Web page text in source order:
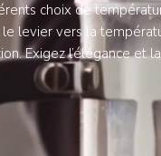
choix de
levier vers la
Exigez l’élégance et